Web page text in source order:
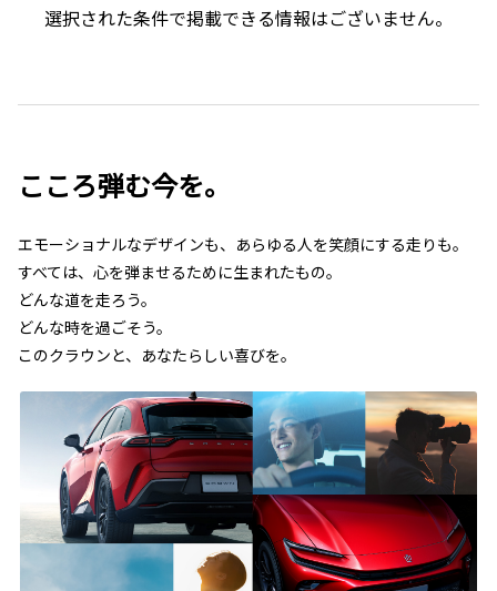
選択された条件で掲載できる情報はございません。
こころ弾む今を。
エモーショナルなデザインも、あらゆる人を笑顔にする走りも。
すべては、心を弾ませるために生まれたもの。
どんな道を走ろう。
どんな時を過ごそう。
このクラウンと、あなたらしい喜びを。